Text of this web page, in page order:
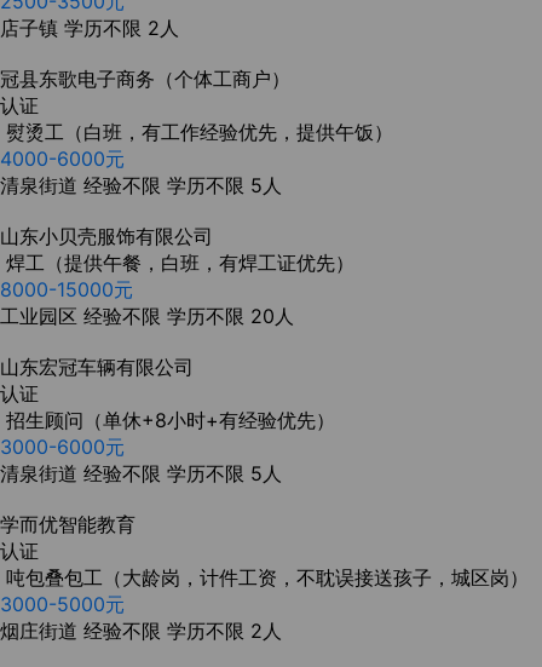
店子镇 学历不限 2人
冠县东歌电子商务（个体工商户）
认证
熨烫工（白班，有工作经验优先，提供午饭）
4000-6000元
清泉街道 经验不限 学历不限 5人
山东小贝壳服饰有限公司
焊工（提供午餐，白班，有焊工证优先）
8000-15000元
工业园区 经验不限 学历不限 20人
山东宏冠车辆有限公司
认证
招生顾问（单休+8小时+有经验优先）
3000-6000元
清泉街道 经验不限 学历不限 5人
学而优智能教育
认证
吨包叠包工（大龄岗，计件工资，不耽误接送孩子，城区岗）
3000-5000元
烟庄街道 经验不限 学历不限 2人